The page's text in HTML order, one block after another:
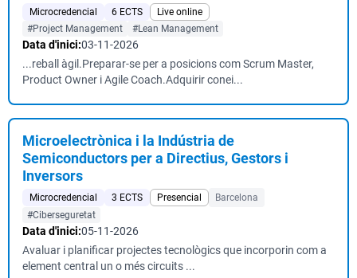
Microcredencial 6 ECTS
Live online
#Project Management
#Lean Management
Data d'inici:03-11-2026
...reball àgil.Preparar-se per a posicions com Scrum Master,
Product Owner i Agile Coach.Adquirir conei...
Microelectrònica i la Indústria de
Semiconductors per a Directius, Gestors i
Inversors
Microcredencial 3 ECTS Presencial
Barcelona
#Ciberseguretat
Data d'inici:05-11-2026
Avaluar i planificar projectes tecnològics que incorporin com a
element central un o més circuits ...